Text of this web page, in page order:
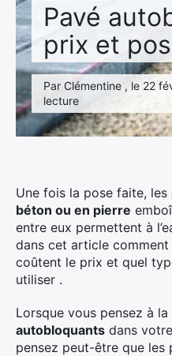
Pavé
prix et
Par Clémentine , le 22
lecture
Une fois la pose faite, les
béton ou en pierre
entre eux permettent à
dans cet article
coûtent le prix et quel
utiliser .
Lorsque vous pensez à la
autobloquants dans
pensez peut-être que les